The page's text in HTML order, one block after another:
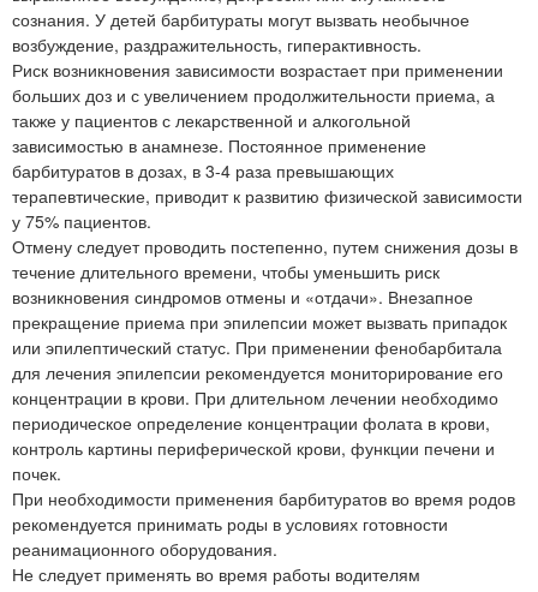
сознания. У детей барбитураты могут вызвать необычное
возбуждение, раздражительность, гиперактивность.
Риск возникновения зависимости возрастает при применении
больших доз и с увеличением продолжительности приема, а
также у пациентов с лекарственной и алкогольной
зависимостью в анамнезе. Постоянное применение
барбитуратов в дозах, в 3-4 раза превышающих
терапевтические, приводит к развитию физической зависимости
у 75% пациентов.
Отмену следует проводить постепенно, путем снижения дозы в
течение длительного времени, чтобы уменьшить риск
возникновения синдромов отмены и «отдачи». Внезапное
прекращение приема при эпилепсии может вызвать припадок
или эпилептический статус. При применении фенобарбитала
для лечения эпилепсии рекомендуется мониторирование его
концентрации в крови. При длительном лечении необходимо
периодическое определение концентрации фолата в крови,
контроль картины периферической крови, функции печени и
почек.
При необходимости применения барбитуратов во время родов
рекомендуется принимать роды в условиях готовности
реанимационного оборудования.
Не следует применять во время работы водителям